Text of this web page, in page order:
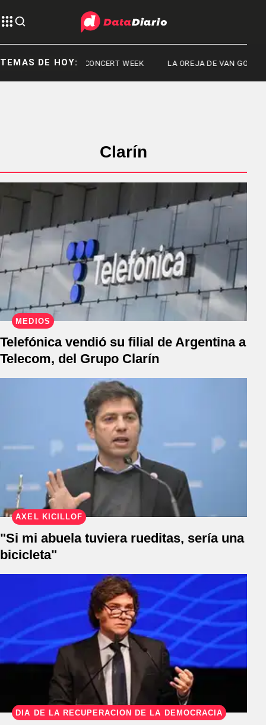
TEMAS DE HOY:
PAMI CONCERT WEEK LA OREJA DE VAN GOGH
Clarín
MEDIOS
Telefónica vendió su filial de Argentina a
Telecom, del Grupo Clarín
AXEL KICILLOF
"Si mi abuela tuviera rueditas, sería una
bicicleta"
DÍA DE LA RECUPERACIÓN DE LA DEMOCRACIA